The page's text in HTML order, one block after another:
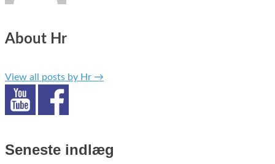
About Hr
View all posts by Hr →
Seneste indlæg